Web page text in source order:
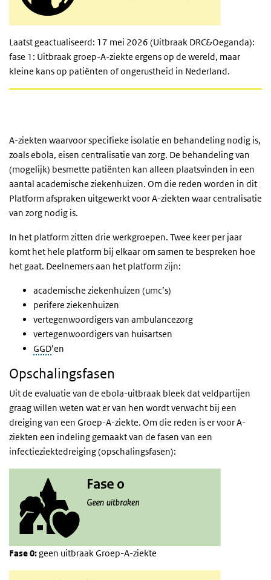
Laatst geactualiseerd: 17 mei 2026 (Uitbraak DRC&Oeganda):
fase 1: Uitbraak groep-A-ziekte ergens op de wereld, maar
kleine kans op patiënten of ongerustheid in Nederland.
A-ziekten waarvoor specifieke isolatie en behandeling nodig is,
zoals ebola, eisen centralisatie van zorg. De behandeling van
(mogelijk) besmette patiënten kan alleen plaatsvinden in een
aantal academische ziekenhuizen. Om die reden worden in dit
Platform afspraken uitgewerkt voor A-ziekten waar centralisatie
van zorg nodig is.
In het platform zitten drie werkgroepen. Twee keer per jaar
komt het hele platform bij elkaar om samen te bespreken hoe
het gaat. Deelnemers aan het platform zijn:
academische ziekenhuizen (umc’s)
perifere ziekenhuizen
vertegenwoordigers van ambulancezorg
vertegenwoordigers van huisartsen
GGD’en
Opschalingsfasen
Uit de evaluatie van de ebola-uitbraak bleek dat veldpartijen
graag willen weten wat er van hen wordt verwacht bij een
dreiging van een Groep-A-ziekte. Om die reden is er voor A-
ziekten een indeling gemaakt van de fasen van een
infectieziektedreiging (opschalingsfasen):
Fase 0:geen uitbraak Groep-A-ziekte